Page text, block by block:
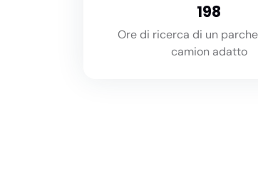
220
Ore di ricerca di un
camion adatto